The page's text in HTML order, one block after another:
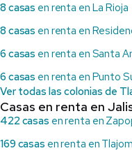
8 casas en renta en La Rioja
8 casas en renta en
6 casas en renta en Santa
6 casas en renta en Punto
Ver todas las colonias de
Casas en renta en
422 casas en renta en
169 casas en renta en